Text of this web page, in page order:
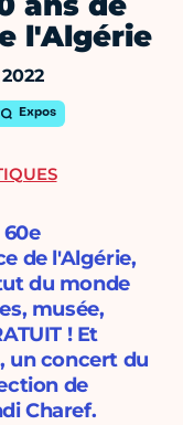
l'Algérie
Expos
de l'Algérie,
du monde
musée,
! Et
un concert du
de
Charef.